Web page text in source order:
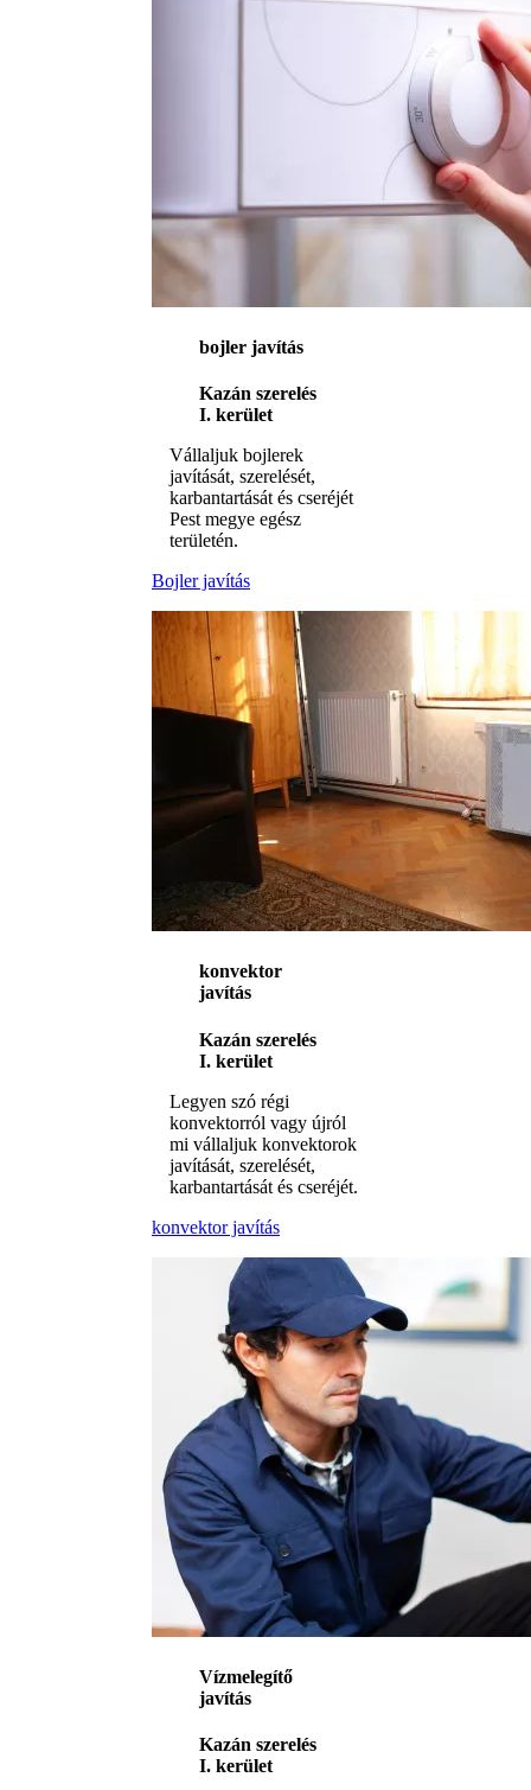
bojler javítás
Kazán szerelés
I. kerület
Vállaljuk bojlerek
javítását, szerelését,
karbantartását és cseréjét
Pest megye egész
területén.
Bojler javítás
konvektor
javítás
Kazán szerelés
I. kerület
Legyen szó régi
konvektorról vagy újról
mi vállaljuk konvektorok
javítását, szerelését,
karbantartását és cseréjét.
konvektor javítás
Vízmelegítő
javítás
Kazán szerelés
I. kerület